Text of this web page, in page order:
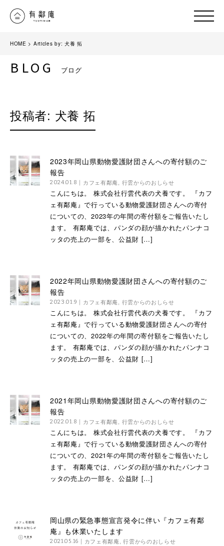
HOME > Articles by: 犬養 拓
BLOG ブログ
投稿者: 犬養 拓
2023年岡山県動物愛護財団さんへの寄付額のご
報告
2024.01.8 カフェ有鄰庵 行雲からのおしらせ
こんにちは。 株式会社行雲代表の犬養です。 『カフ
ェ有鄰庵』で行っている動物愛護財団さんへの寄付
についての、2023年の年間の寄付額をご報告いたし
ます。 有鄰庵では、パンダの顔が描かれたパンナコ
ッタの売上の一部を、公益財 […]
2022年岡山県動物愛護財団さんへの寄付額のご
報告
2023.01.9 カフェ有鄰庵 行雲からのおしらせ
こんにちは。 株式会社行雲代表の犬養です。 『カフ
ェ有鄰庵』で行っている動物愛護財団さんへの寄付
についての、2022年の年間の寄付額をご報告いたし
ます。 有鄰庵では、パンダの顔が描かれたパンナコ
ッタの売上の一部を、公益財 […]
2021年岡山県動物愛護財団さんへの寄付額のご
報告
2022.01.8 カフェ有鄰庵 行雲からのおしらせ
こんにちは。 株式会社行雲代表の犬養です。 『カフ
ェ有鄰庵』で行っている動物愛護財団さんへの寄付
についての、2021年の年間の寄付額をご報告いたし
ます。 有鄰庵では、パンダの顔が描かれたパンナコ
ッタの売上の一部を、公益財 […]
岡山県の緊急事態宣言発令に伴い『カフェ有鄰
庵』も休業いたします
2021.05.16 カフェ有鄰庵 ,行雲からのおしらせ